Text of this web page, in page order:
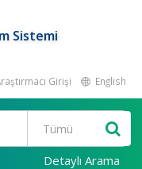
Sistemi
Girişi English
Detaylı Arama